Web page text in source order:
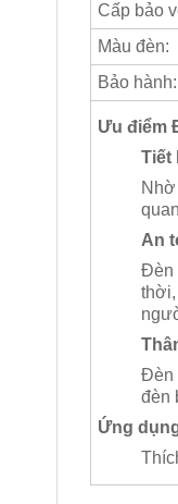
Cấp bảo
Màu đèn:
Bảo hành:
Ưu điểm
Tiết
An
Đèn
Đèn
đèn
Ứng